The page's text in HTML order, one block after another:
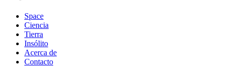
Space
Ciencia
Tierra
Insólito
Acerca de
Contacto